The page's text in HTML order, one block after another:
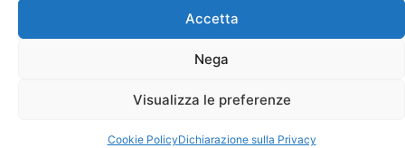
Accetta
Nega
Visualizza le preferenze
Cookie PolicyDichiarazione sulla Privacy